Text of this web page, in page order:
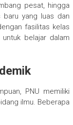
pesat, hingga
baru yang luas dan
fasilitas kelas
untuk belajar dalam
PNU memiliki
ilmu. Beberapa